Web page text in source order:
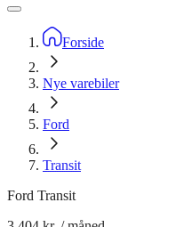
Forside
Nye varebiler
Ford
Transit
Ford Transit